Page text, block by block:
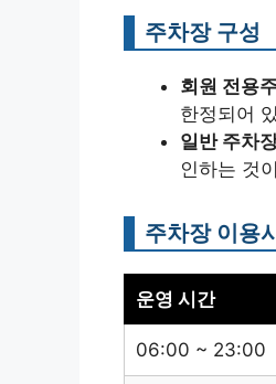
주차장 구성
회원 전용
한정되어
일반 주차
인하는 것
주차장 이용
운영 시간
06:00 ~ 23:00